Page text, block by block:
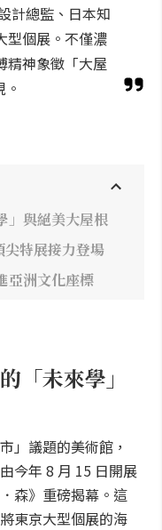
計總監、日本知
型個展。不僅濃
精神象徵「大屋
」與絕美大屋根
特展接力登場
亞洲文化座標
「未來學」
」議題的美術館，
今年 8 月 15 日開展
森》重磅揭幕。這
東京大型個展的海